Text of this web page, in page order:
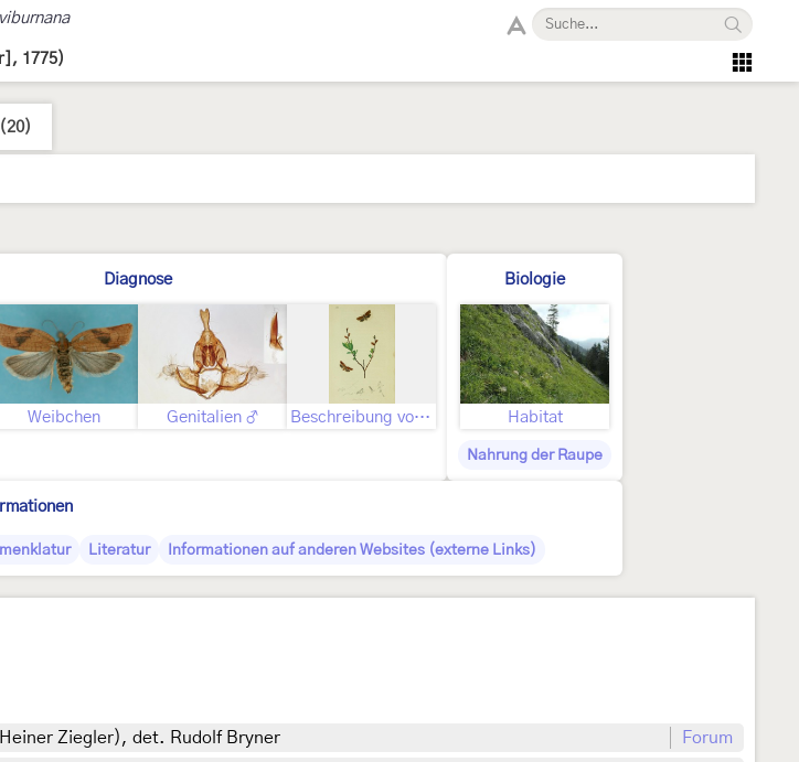
1775)
Diagnose
Weibchen Genitalien ♂ Beschreibung von John Curtis als Tortrix galiana
Biologie
Habitat
Nahrung der Raupe
Literatur Informationen auf anderen Websites (externe Links)
Ziegler), det. Rudolf Bryner
Forum